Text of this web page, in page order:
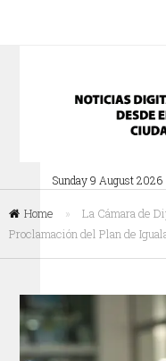
Sunday 9 August 2026
Home »
La Cámara de
Proclamación del Plan de